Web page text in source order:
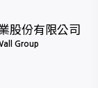
股份有限公司
Group